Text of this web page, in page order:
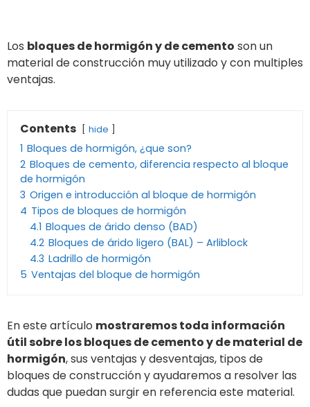
Los bloques de hormigón y de cemento son un
material de construcción muy utilizado y con multiples
ventajas.
Contents hide
1 Bloques de hormigón, ¿que son?
2 Bloques de cemento, diferencia respecto al bloque
de hormigón
3 Origen e introducción al bloque de hormigón
4 Tipos de bloques de hormigón
4.1 Bloques de árido denso (BAD)
4.2 Bloques de árido ligero (BAL) – Arliblock
4.3 Ladrillo de hormigón
5 Ventajas del bloque de hormigón
En este artículo mostraremos toda información
útil sobre los bloques de cemento y de material de
hormigón, sus ventajas y desventajas, tipos de
bloques de construcción y ayudaremos a resolver las
dudas que puedan surgir en referencia este material.